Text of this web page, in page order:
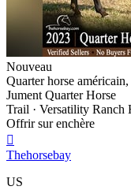
Nouveau
Quarter horse
Jument Quarter Horse
Trail · Versatility Ranch
Offrir sur enchère

Thehorsebay
US